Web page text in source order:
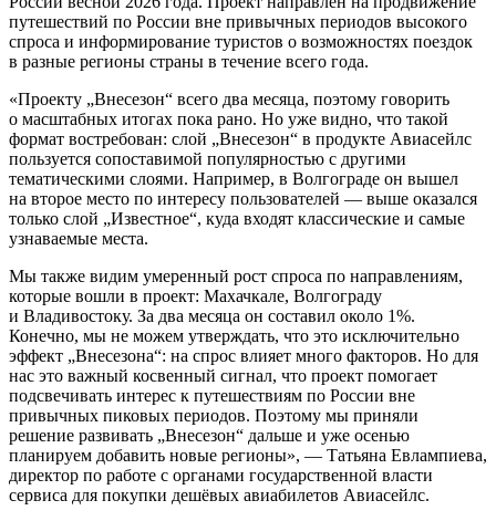
путешествий по России вне привычных периодов высокого
спроса и информирование туристов о возможностях поездок
в разные регионы страны в течение всего года.
«Проекту „Внесезон“ всего два месяца, поэтому говорить
о масштабных итогах пока рано. Но уже видно, что такой
формат востребован: слой „Внесезон“ в продукте Авиасейлс
пользуется сопоставимой популярностью с другими
тематическими слоями. Например, в Волгограде он вышел
на второе место по интересу пользователей — выше оказался
только слой „Известное“, куда входят классические и самые
узнаваемые места.
Мы также видим умеренный рост спроса по направлениям,
которые вошли в проект: Махачкале, Волгограду
и Владивостоку. За два месяца он составил около 1%.
Конечно, мы не можем утверждать, что это исключительно
эффект „Внесезона“: на спрос влияет много факторов. Но для
нас это важный косвенный сигнал, что проект помогает
подсвечивать интерес к путешествиям по России вне
привычных пиковых периодов. Поэтому мы приняли
решение развивать „Внесезон“ дальше и уже осенью
планируем добавить новые регионы», — Татьяна Евлампиева,
директор по работе с органами государственной власти
сервиса для покупки дешёвых авиабилетов Авиасейлс.